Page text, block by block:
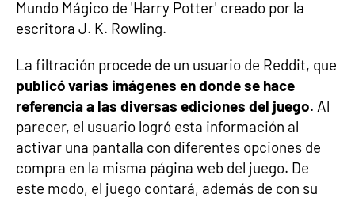
Mundo Mágico de 'Harry Potter' creado por la
escritora J. K. Rowling.
La filtración procede de un usuario de Reddit, que
publicó varias imágenes en donde se hace
referencia a las diversas ediciones del juego. Al
parecer, el usuario logró esta información al
activar una pantalla con diferentes opciones de
compra en la misma página web del juego. De
este modo, el juego contará, además de con su